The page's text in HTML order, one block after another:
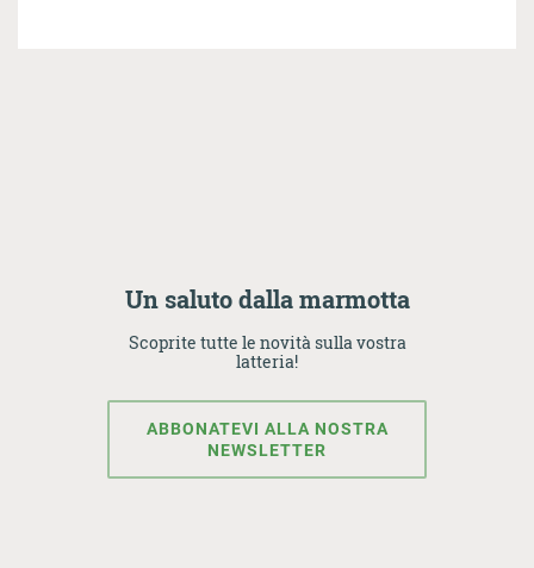
Un saluto dalla marmotta
Scoprite tutte le novità sulla vostra
latteria!
ABBONATEVI ALLA NOSTRA
NEWSLETTER